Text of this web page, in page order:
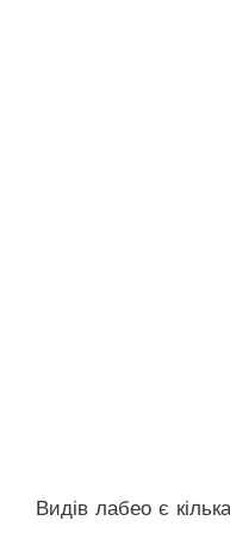
Видів лабео є